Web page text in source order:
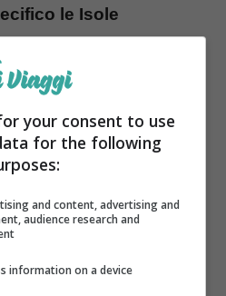
le Isole
your consent to use
for the following
and content, advertising and
audience research and
information on a device